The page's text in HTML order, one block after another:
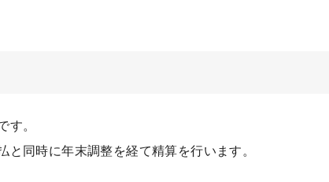
。
同時に年末調整を経て精算を行います。